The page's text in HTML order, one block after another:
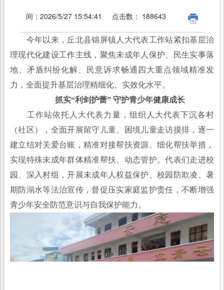
间： 2026/5/27 15:54:41 点击数： 188643
今年以来，丘北县锦屏镇人大代表工作站紧扣基层治
理现代化建设工作主线，聚焦未成年人保护、民生实事落
地、矛盾纠纷化解、民意诉求畅通四大重点领域精准发
力，全面提升基层治理精细化、实效化水平。
抓实“利剑护蕾” 守护青少年健康成长
工作站依托人大代表力量，组织人大代表下沉各村
（社区），全面开展留守儿童、困境儿童走访摸排，逐一
建立结对关爱台账，精准对接帮扶资源、细化帮扶举措，
实现特殊未成年群体精准帮扶、动态管护。代表们走进校
园、深入村组，开展未成年人权益保护、校园防欺凌、暑
期防溺水等法治宣传，督促压实家庭监护责任，不断增强
青少年安全防范意识与自我保护能力。